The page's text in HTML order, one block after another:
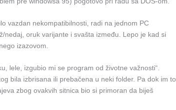
vazdan nekompatibilnosti, radi na jednom PC
oruk varijante i svašta između. Lepo je kad si
izazovom.
lele, izgubio mi se program od životne važnosti“.
bila izbrisana ili prebačena u neki folder. Pa dok im to
zbog ovakvih sitnica bio si primoran da biješ